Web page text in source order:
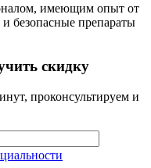
имеющим опыт от
безопасные препараты
скидку
проконсультируем и